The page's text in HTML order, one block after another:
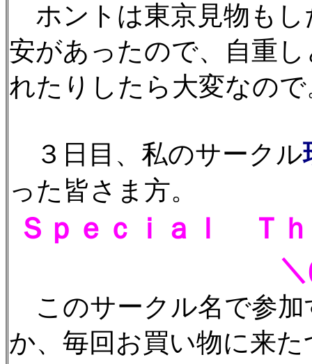
ホントは東京見物もし
安があったので、自重
れたりしたら大変なので
３日目、私のサークル
った皆さま方。
Ｓｐｅｃｉａｌ Ｔ
このサークル名で参加
か、毎回お買い物に来